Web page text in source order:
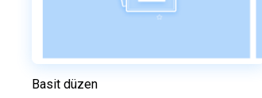
Basit düzen